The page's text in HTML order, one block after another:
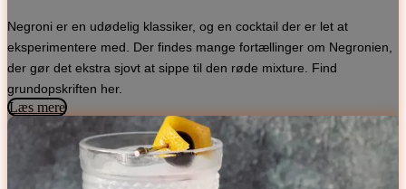
Negroni er en udødelig klassiker, og en cocktail der er let at
eksperimentere med. Der findes mange fortællinger om Negronien,
der gør det ekstra sjovt at sippe til den røde mixture. Find
grundopskriften her.
Læs mere